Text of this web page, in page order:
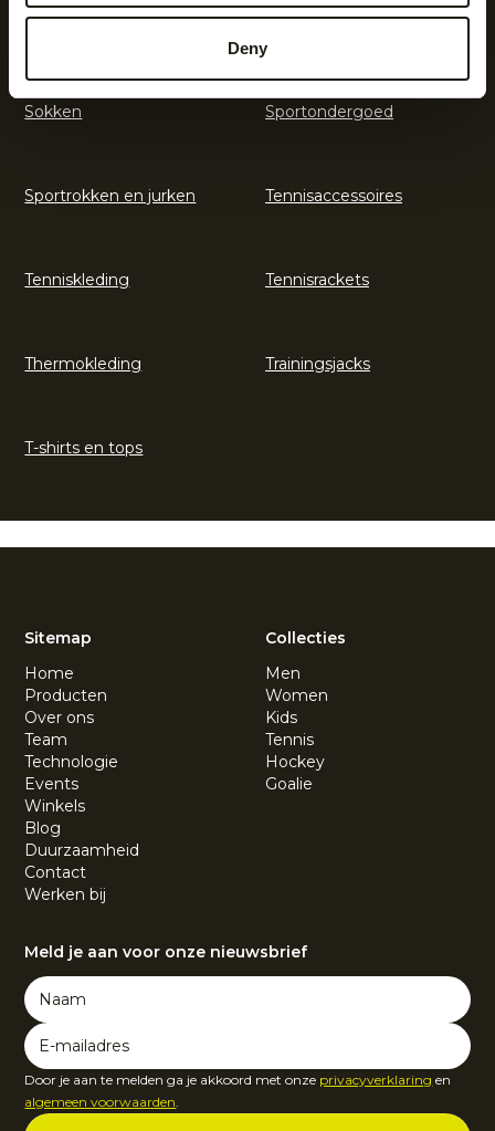
Deny
Sokken Sportondergoed
Sportrokken en jurken Tennisaccessoires
Tenniskleding Tennisrackets
Thermokleding Trainingsjacks
T-shirts en tops
Sitemap
Home
Producten
Over ons
Team
Technologie
Events
Winkels
Blog
Duurzaamheid
Contact
Werken bij
Collecties
Men
Women
Kids
Tennis
Hockey
Goalie
Meld je aan voor onze nieuwsbrief
Door je aan te melden ga je akkoord met onze privacyverklaring en
algemeen voorwaarden